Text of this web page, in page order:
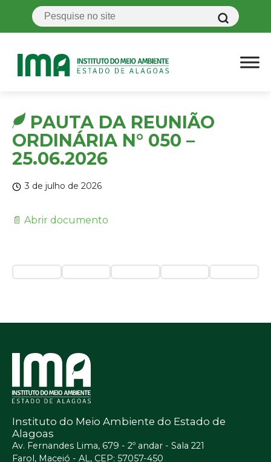
PAUTA DA REUNIÃO
ORDINÁRIA N° 050 –
25.06.2026
3 de julho de 2026
📄 Abrir documento
Instituto do Meio Ambiente do Estado de
Alagoas
Av. Fernandes Lima, 679 - 2º andar - Sala 221
Farol, Maceió - AL, CEP: 57057-450